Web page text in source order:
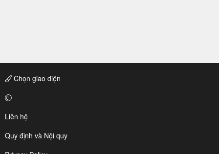
Chọn giao diện
Liên hệ
Quy định và Nội quy